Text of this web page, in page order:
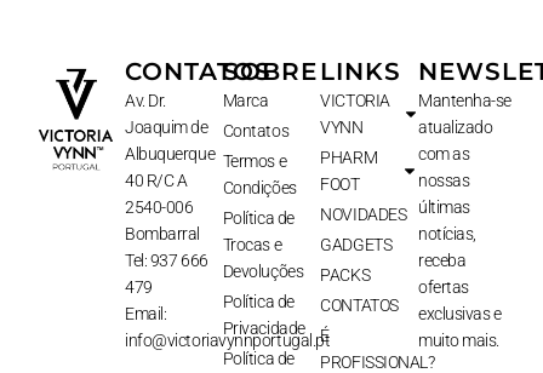
CONTATOS
Av. Dr.
Joaquim de
Albuquerque
40 R/C A
2540-006
Bombarral
Tel: 937 666
479
Email:
info@victoriavynnportugal.pt
SOBRE
Marca
Contatos
Termos e
Condições
Política de
Trocas e
Devoluções
Política de
Privacidade
Política de
LINKS
VICTORIA
VYNN
PHARM
FOOT
NOVIDADES
GADGETS
PACKS
CONTATOS
É
PROFISSIONAL?
Mantenha-se
atualizado
com as
nossas
últimas
notícias,
receba
ofertas
exclusivas e
muito mais.